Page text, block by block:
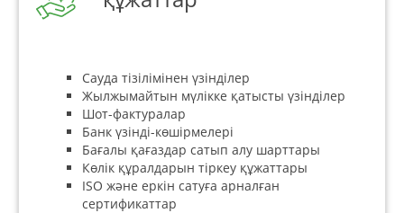
Сауда тізілімінен үзінділер
Жылжымайтын мүлікке қатысты үзінділер
Шот-фактуралар
Банк үзінді-көшірмелері
Бағалы қағаздар сатып алу шарттары
Көлік құралдарын тіркеу құжаттары
ISO және еркін сатуға арналған
сертификаттар